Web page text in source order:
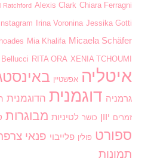
Ratchford Alexis Clark Chiara Ferragni
instagram Irina Voronina Jessika Gotti
Mia Khalifa Micaela Schäfer
RITA ORA XENIA TCHOUMI
איטליה אפשטיין
גרמניה דוגמנית הדוגמנית
זמרים יוון כושר לטיניות מבוגרות
ספורט פולין פלייבוי פנאי
תמונות